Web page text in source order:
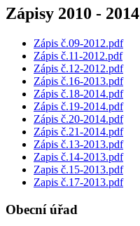
Zápisy 2010 - 2014
Zápis č.09-2012.pdf
Zápis č.11-2012.pdf
Zápis č.12-2012.pdf
Zápis č.16-2013.pdf
Zápis č.18-2014.pdf
Zápis č.19-2014.pdf
Zápis č.20-2014.pdf
Zápis č.21-2014.pdf
Zápis č.13-2013.pdf
Zapis č.14-2013.pdf
Zapis č.15-2013.pdf
Zapis č.17-2013.pdf
Obecní úřad